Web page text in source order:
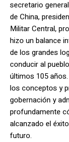
secretario
de China,
Militar Central,
hizo un balance
de los grandes
conducir al
últimos 105
los conceptos y
gobernación y
profundamente
alcanzado el
futuro.